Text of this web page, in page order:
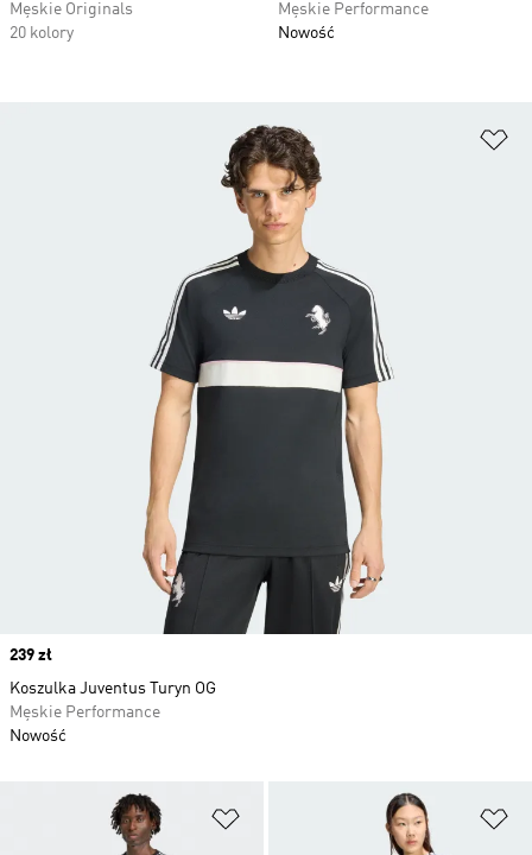
Męskie Originals
20 kolory
Męskie Performance
Nowość
Dodaj do listy życzeń
Price
239 zł
Koszulka Juventus Turyn OG
Męskie Performance
Nowość